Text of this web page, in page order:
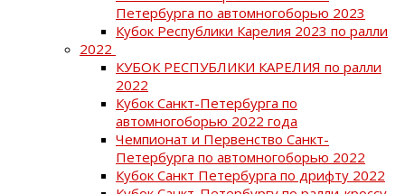
Петербурга по автомногоборью 2023
Кубок Республики Карелия 2023 по ралли
2022
КУБОК РЕСПУБЛИКИ КАРЕЛИЯ по ралли
2022
Кубок Санкт-Петербурга по
автомногоборью 2022 года
Чемпионат и Первенство Санкт-
Петербурга по автомногоборью 2022
Кубок Санкт Петербурга по дрифту 2022